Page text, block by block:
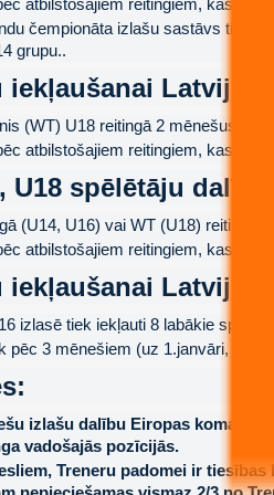
atbilstošajiem reitingiem, kas ir
čempionāta izlašu sastāvs tiek
grupu..
Latvijas
(WT) U18 reitingā 2 mēnešus
atbilstošajiem reitingiem, kas ir
U18 spēlētāju
(U14, U16) vai WT (U18) reitingā
atbilstošajiem reitingiem, kas ir
Latvijas
izlasē tiek iekļauti 8 labākie
pēc 3 mēnešiem (uz 1.janvāri,
izlašu dalību Eiropas
vadošajās pozīcijās.
Treneru padomei ir